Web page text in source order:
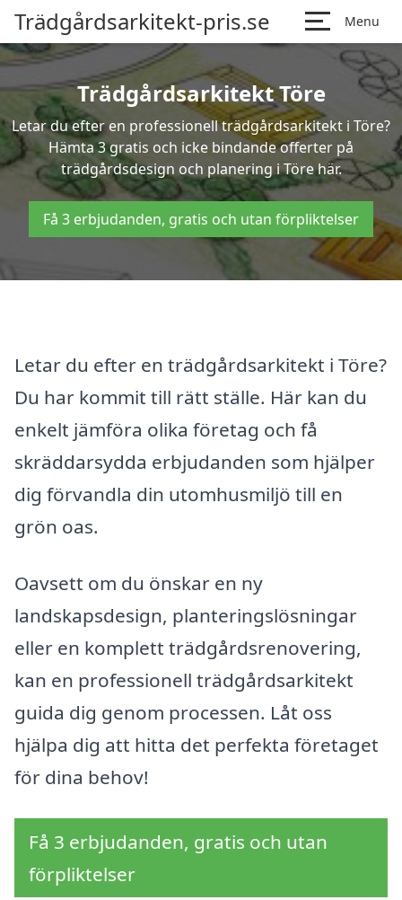
Trädgårdsarkitekt-pris.se Menu
Trädgårdsarkitekt Töre
Letar du efter en professionell trädgårdsarkitekt i Töre?
Hämta 3 gratis och icke bindande offerter på
trädgårdsdesign och planering i Töre här.
Få 3 erbjudanden, gratis och utan förpliktelser
Letar du efter en trädgårdsarkitekt i Töre?
Du har kommit till rätt ställe. Här kan du
enkelt jämföra olika företag och få
skräddarsydda erbjudanden som hjälper
dig förvandla din utomhusmiljö till en
grön oas.
Oavsett om du önskar en ny
landskapsdesign, planteringslösningar
eller en komplett trädgårdsrenovering,
kan en professionell trädgårdsarkitekt
guida dig genom processen. Låt oss
hjälpa dig att hitta det perfekta företaget
för dina behov!
Få 3 erbjudanden, gratis och utan
förpliktelser